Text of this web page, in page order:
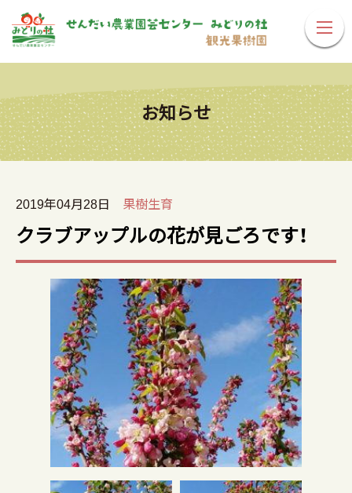
お知らせ
2019年04月28日 果樹生育
クラブアップルの花が見ごろです！